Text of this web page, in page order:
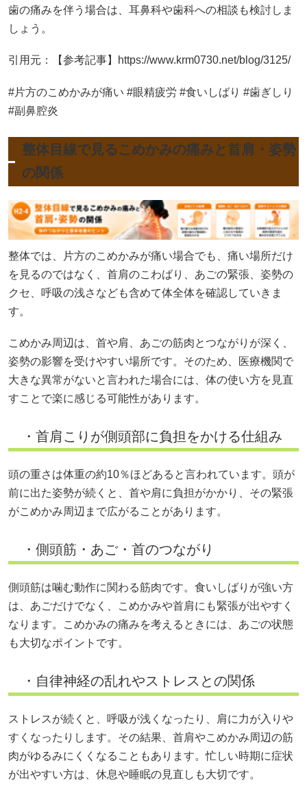
歯の痛みを伴う場合は、耳鼻科や歯科への相談も検討しま
しょう。
引用元：【参考記事】https://www.krm0730.net/blog/3125/
#片方のこめかみが痛い #眼精疲労 #食いしばり #歯ぎしり
#副鼻腔炎
整体目線で見るこめかみの痛みと首肩・姿勢
の関係
整体では、片方のこめかみが痛い場合でも、痛い場所だけ
を見るのではなく、首肩のこわばり、あごの緊張、姿勢の
クセ、呼吸の浅さなども含めて体全体を確認していきま
す。
こめかみ周辺は、首や肩、あごの筋肉とつながりが深く、
姿勢の影響を受けやすい場所です。そのため、医療機関で
大きな異常がないと言われた場合には、体の使い方を見直
すことで楽に感じる可能性があります。
・首肩こりが側頭部に負担をかける仕組み
頭の重さは体重の約10％ほどあると言われています。頭が
前に出た姿勢が続くと、首や肩に負担がかかり、その緊張
がこめかみ周辺まで広がることがあります。
・側頭筋・あご・首のつながり
側頭筋は噛む動作に関わる筋肉です。食いしばりが強い方
は、あごだけでなく、こめかみや首肩にも緊張が出やすく
なります。こめかみの痛みを考えるときには、あごの状態
も大切なポイントです。
・自律神経の乱れやストレスとの関係
ストレスが続くと、呼吸が浅くなったり、肩に力が入りや
すくなったりします。その結果、首肩やこめかみ周辺の筋
肉がゆるみにくくなることもあります。忙しい時期に症状
が出やすい方は、休息や睡眠の見直しも大切です。